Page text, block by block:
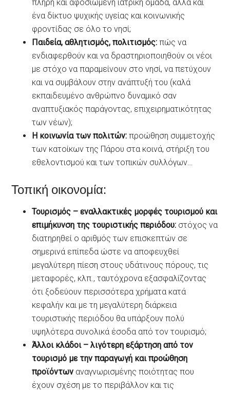
πλήρη και αφοσιωμένη ιατρική ομάδα, αλλά και
ένα δίκτυο ψυχικής υγείας και κοινωνικής
φροντίδας σε όλο το νησί;
Παιδεία, αθλητισμός, πολιτισμός: πώς να
ενδιαφερθούν και να δραστηριοποιηθούν οι νέοι
με στόχο να παραμείνουν στο νησί, να πετύχουν
και να συμβάλουν στην ανάπτυξή του (καλά
εκπαιδευμένο ανθρώπνο δυναμικό σαν
αναπτυξιακός παράγοντας, επιχειρηματικότητας
των νέων);
Η κοινωνία των πολιτών: προώθηση συμμετοχής
των κατοίκων της Πάρου στα κοινά, στήριξη του
εθελοντισμού και των τοπικών συλλόγων…
Τοπική οικονομία:
Τουρισμός – εναλλακτικές μορφές τουρισμού και
επιμήκυνση της τουριστικής περιόδου: στόχος να
διατηρηθεί ο αριθμός των επισκεπτών σε
σημερινά επίπεδα ώστε να αποφευχθεί
μεγαλύτερη πίεση στους υδάτινους πόρους, τις
μεταφορές, κλπ., ταυτόχρονα εξασφαλίζοντας
ότι ξοδεύουν περισσότερα χρήματα κατά
κεφαλήν και με τη μεγαλύτερη διάρκεια
τουριστικής περιόδου θα υπάρξουν πολύ
υψηλότερα συνολικά έσοδα από τον τουρισμό;
Άλλοι κλάδοι – λιγότερη εξάρτηση από τον
τουρισμό με την παραγωγή και προώθηση
προϊόντων αναγνωρισμένης ποιότητας που
έχουν σχέση με το περιβάλλον και τις